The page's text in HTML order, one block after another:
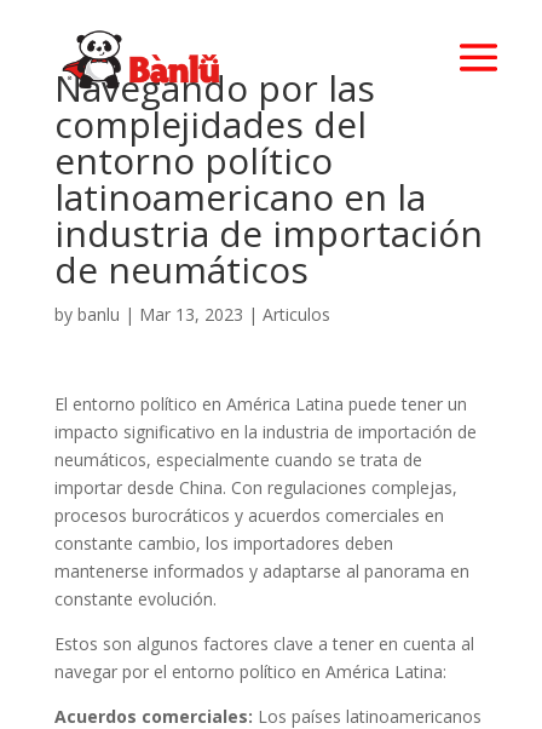
Navegando por las
complejidades del
entorno político
latinoamericano en la
industria de importación
de neumáticos
by banlu | Mar 13, 2023 | Articulos
El entorno político en América Latina puede tener un
impacto significativo en la industria de importación de
neumáticos, especialmente cuando se trata de
importar desde China. Con regulaciones complejas,
procesos burocráticos y acuerdos comerciales en
constante cambio, los importadores deben
mantenerse informados y adaptarse al panorama en
constante evolución.
Estos son algunos factores clave a tener en cuenta al
navegar por el entorno político en América Latina:
Acuerdos comerciales: Los países latinoamericanos